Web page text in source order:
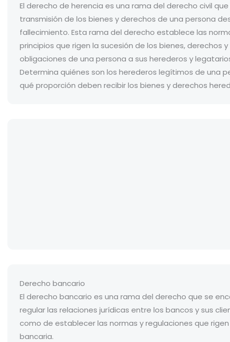
El derecho de herencia es una rama del derecho civil
transmisión de los bienes y derechos de una persona
fallecimiento. Esta rama del derecho establece las
principios que rigen la sucesión de los bienes, derechos y
obligaciones de una persona a sus herederos y
Determina quiénes son los herederos legítimos de una
qué proporción deben recibir los bienes y derechos
Derecho bancario
El derecho bancario es una rama del derecho que se
regular las relaciones jurídicas entre los bancos y sus
como de establecer las normas y regulaciones que
bancaria.